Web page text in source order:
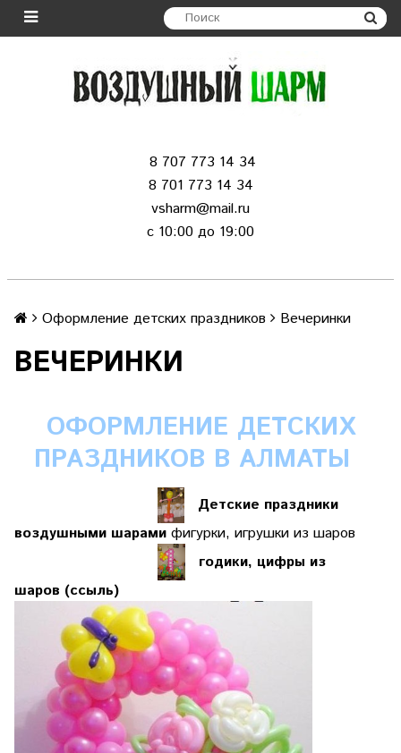
8 707 773 14 34
8 701 773 14 34
vsharm@mail.ru
c 10:00 до 19:00
Оформление детских праздников Вечеринки
ВЕЧЕРИНКИ
ОФОРМЛЕНИЕ ДЕТСКИХ
ПРАЗДНИКОВ В АЛМАТЫ
Детские праздники
воздушными шарами фигурки, игрушки из шаров
годики, цифры из
шаров (ссыль)